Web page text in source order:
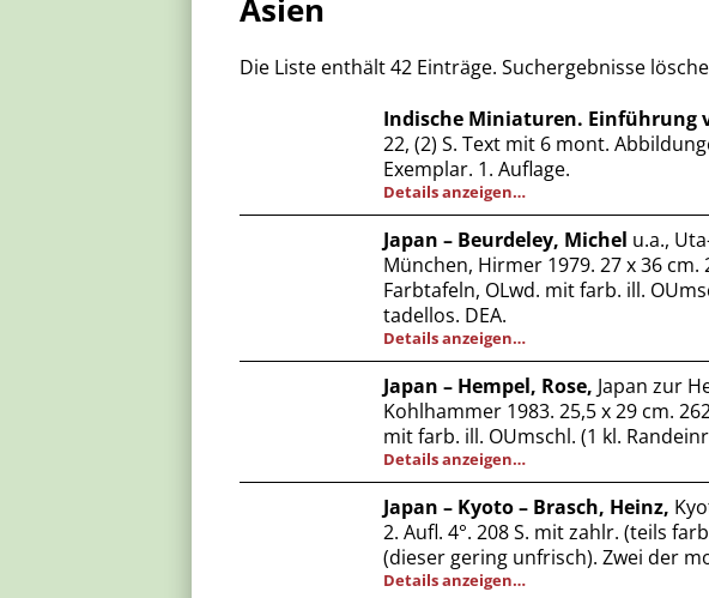
Asien
Die Liste enthält 42 Einträge. Suchergebnisse
Indische Miniaturen. Einführung
22, (2) S. Text mit 6 mont.
Exemplar. 1. Auflage.
Details anzeigen…
Japan – Beurdeley, Michel u.a.,
München, Hirmer 1979. 27 x 36
Farbtafeln, OLwd. mit farb. ill.
tadellos. DEA.
Details anzeigen…
Japan – Hempel, Rose, Japan zur
Kohlhammer 1983. 25,5 x 29 cm.
mit farb. ill. OUmschl. (1 kl.
Details anzeigen…
Japan – Kyoto – Brasch, Heinz,
2. Aufl. 4°. 208 S. mit zahlr. (teils
(dieser gering unfrisch). Zwei der
Details anzeigen…